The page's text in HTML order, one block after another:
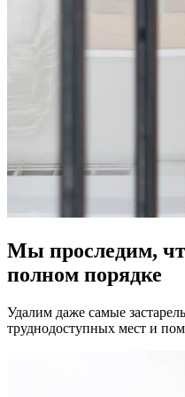
Мы проследим,
полном порядке
Удалим даже самые
труднодоступных мест и